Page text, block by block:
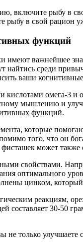
включите рыбу в
рыбу в свой рацион
функций
имеют важнейшее
среди
ваши
омега-3 и
мышлению и
функций.
которые
того, что он
может
свойствами.
оптимального
цинком,
реакциям,
составляет 30-
не только